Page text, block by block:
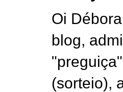
Oi
blog,
(sorteio),